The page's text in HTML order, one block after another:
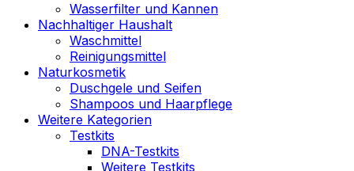
Wasserfilter und Kannen
Nachhaltiger Haushalt
Waschmittel
Reinigungsmittel
Naturkosmetik
Duschgele und Seifen
Shampoos und Haarpflege
Weitere Kategorien
Testkits
DNA-Testkits
Weitere Testkits